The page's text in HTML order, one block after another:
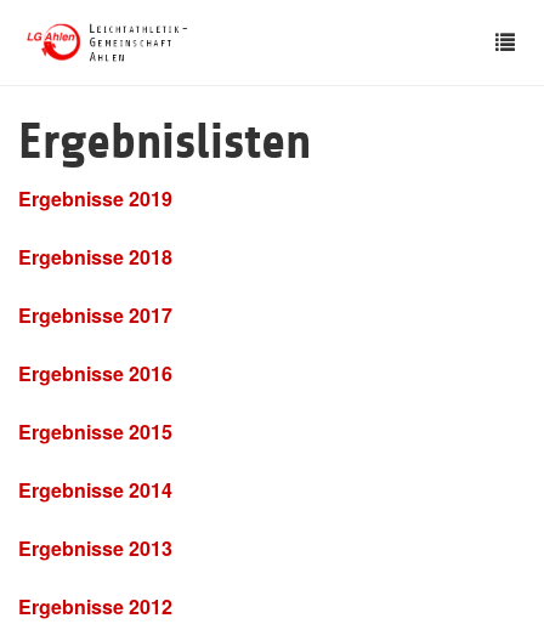
Ergebnislisten
Ergebnisse 2019
Ergebnisse 2018
Ergebnisse 2017
Ergebnisse 2016
Ergebnisse 2015
Ergebnisse 2014
Ergebnisse 2013
Ergebnisse 2012